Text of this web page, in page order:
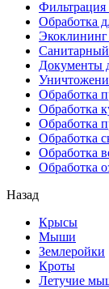
Обработка
Документы
Обработка
Обработка
Обработка
Обработка
Обработка
Обработка
Назад
Крысы
Мыши
Землеройки
Кроты
Летучие